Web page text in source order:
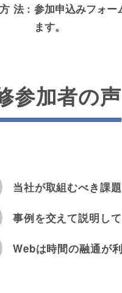
法 : 参加申込みフォー
ます。
参加者の声
当社が取組むべき課
事例を交えて説明し
Webは時間の融通が